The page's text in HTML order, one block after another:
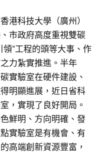
港科技大學（廣州）
市政府高度重視雙碳
”工程的頭等大事、作
力紮實推進。半年
實驗室在硬件建設、
明顯進展，近日省科
，實現了良好開局。
鮮明、方向明確、發
實驗室是有機會、有
高端創新資源豐富，